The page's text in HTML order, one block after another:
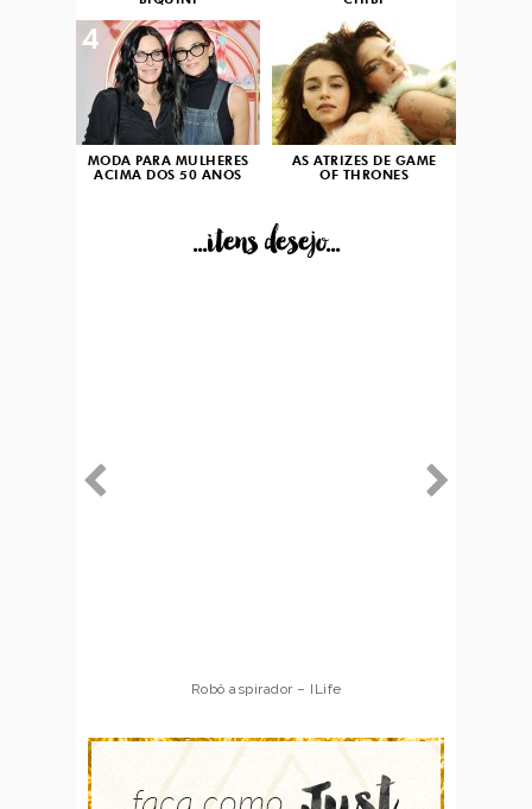
MODA PARA MULHERES
ACIMA DOS 50 ANOS
4
AS ATRIZES DE GAME
OF THRONES
...itens desejo...
Robô aspirador – ILife